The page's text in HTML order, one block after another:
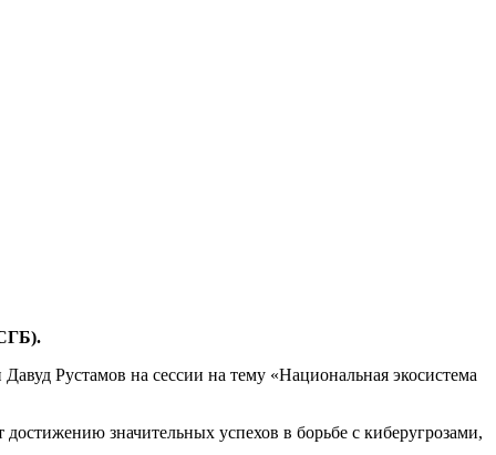
Рустамов на сессии на тему «Национальная экосистема
значительных успехов в борьбе с киберугрозами,